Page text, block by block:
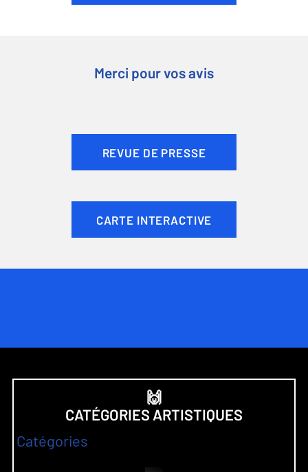
Merci pour vos avis
REVUE DE PRESSE
CARTE INTERACTIVE
🙌
CATÉGORIES ARTISTIQUES
Catégories